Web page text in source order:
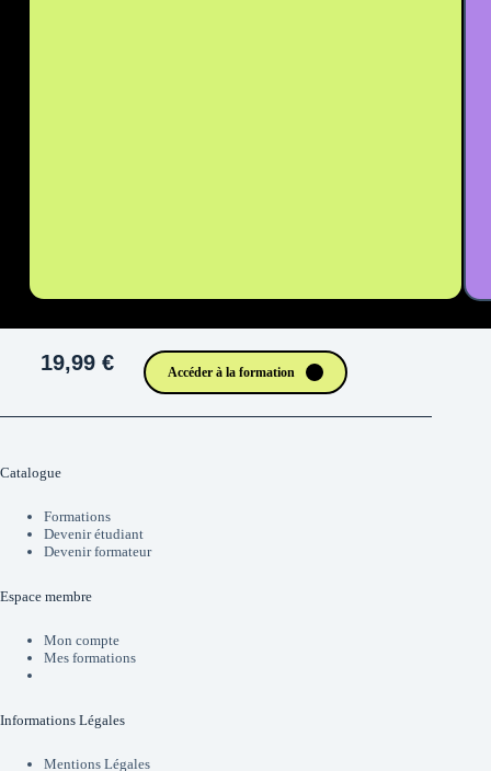
19,99 € Accéder à la formation
Catalogue
Formations
Devenir étudiant
Devenir formateur
Espace membre
Mon compte
Mes formations
Informations Légales
Mentions Légales